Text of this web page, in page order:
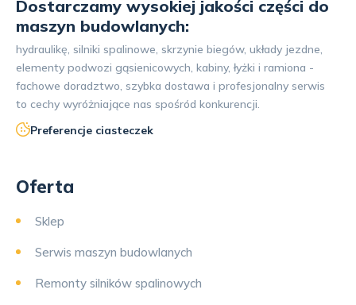
Dostarczamy wysokiej jakości części do
maszyn budowlanych:
hydraulikę, silniki spalinowe, skrzynie biegów, układy jezdne,
elementy podwozi gąsienicowych, kabiny, łyżki i ramiona -
fachowe doradztwo, szybka dostawa i profesjonalny serwis
to cechy wyróżniające nas spośród konkurencji.
Preferencje ciasteczek
Oferta
Sklep
Serwis maszyn budowlanych
Remonty silników spalinowych